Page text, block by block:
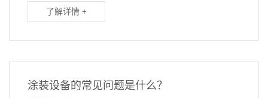
了解详情 +
涂装设备的常见问题是什么？